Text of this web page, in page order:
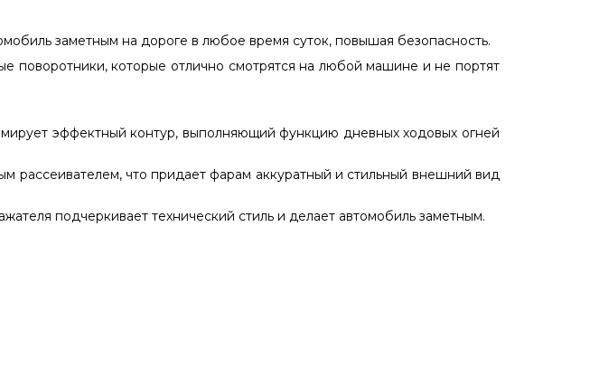
заметным на дороге в любое время суток, повышая безопасность.
поворотники, которые отлично смотрятся на любой машине и не портят
эффектный контур, выполняющий функцию дневных ходовых огней
рассеивателем, что придает фарам аккуратный и стильный внешний вид
подчеркивает технический стиль и делает автомобиль заметным.